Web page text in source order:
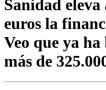
Sanidad
euros la
Veo que ya
más de